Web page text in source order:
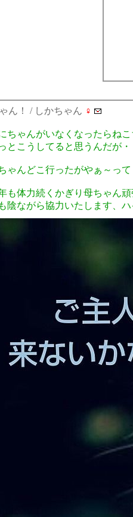
ん！ / しかちゃん ♀
ちゃんがいなくなったらね
とこうしてると思うんだが
ゃんどこ行ったがやぁ～っ
も体力続くかぎり母ちゃん
陰ながら協力いたします、ハ